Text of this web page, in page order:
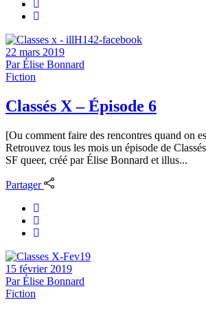
22 mars 2019
ParÉlise Bonnard
Fiction
Classés X – Épisode 6
[Ou comment faire des rencontres quand on
Retrouvez tous les mois un épisode de
SF queer, créé par Élise Bonnard et illus...
Partager
15 février 2019
ParÉlise Bonnard
Fiction